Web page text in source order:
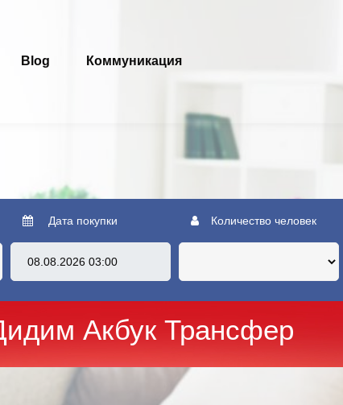
Blog Коммуникация
Дата покупки Количество человек
Акбук Трансфер